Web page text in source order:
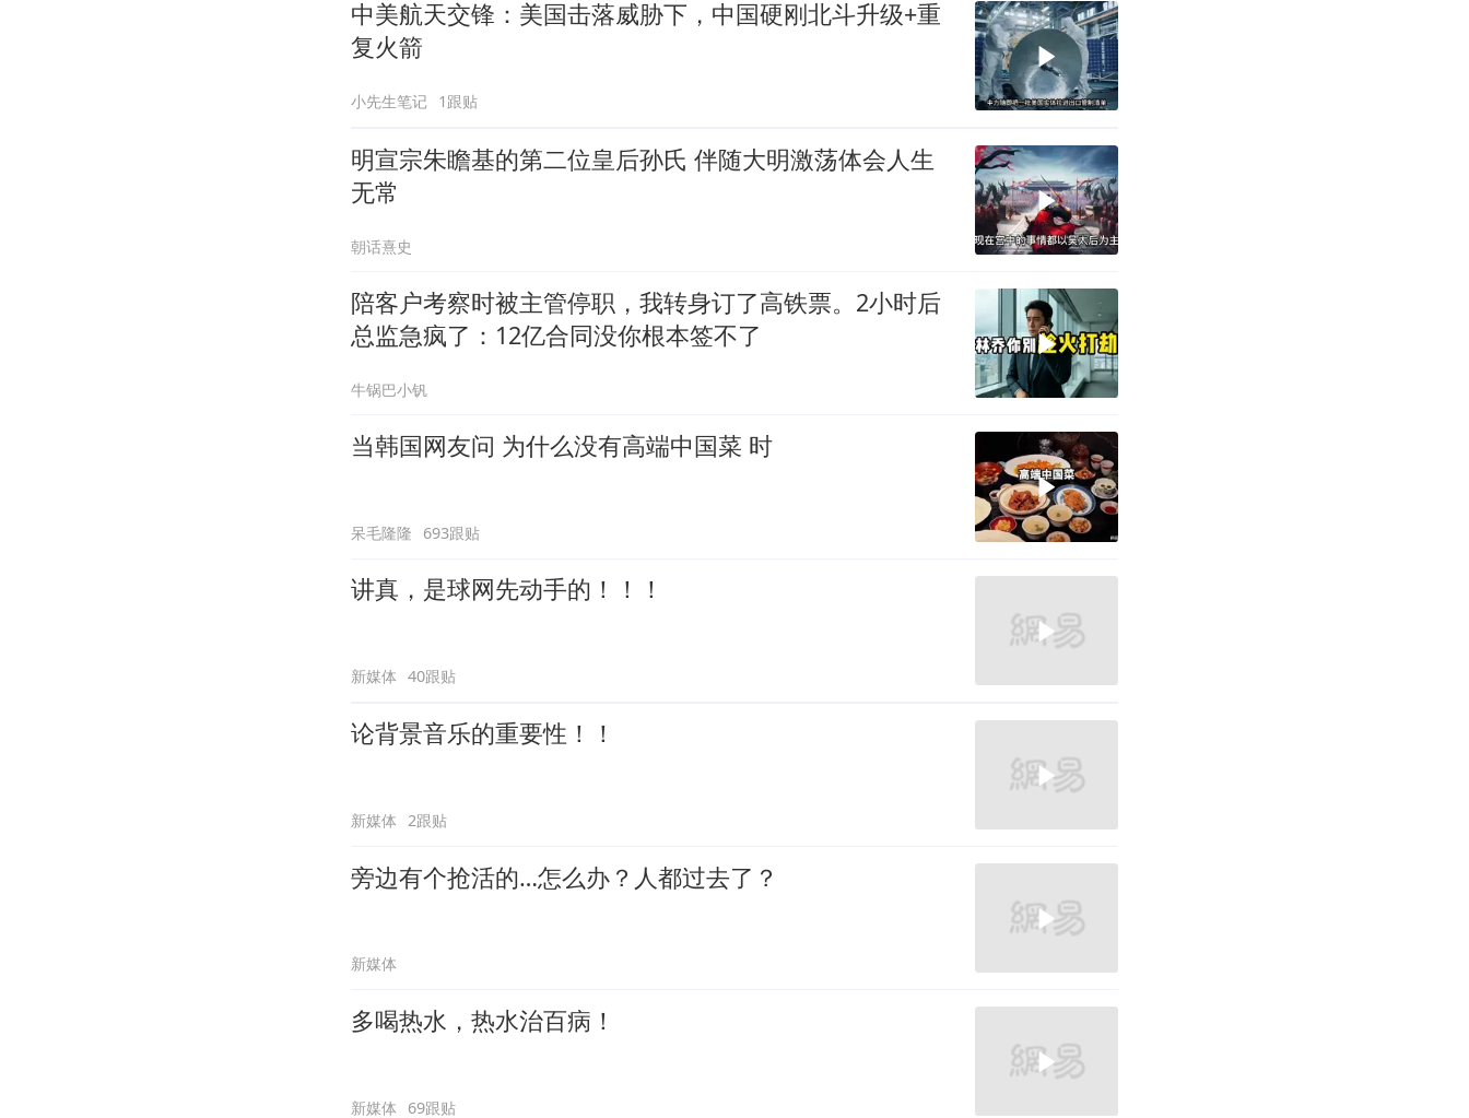
中美航天交锋：美国击落威胁下，中国硬刚北斗升级+重
复火箭
小先生笔记 1跟贴
明宣宗朱瞻基的第二位皇后孙氏 伴随大明激荡体会人生
无常
朝话熹史
陪客户考察时被主管停职，我转身订了高铁票。2小时后
总监急疯了：12亿合同没你根本签不了
牛锅巴小钒
当韩国网友问 为什么没有高端中国菜 时
呆毛隆隆 693跟贴
讲真，是球网先动手的！！！
新媒体 40跟贴
论背景音乐的重要性！！
新媒体 2跟贴
旁边有个抢活的…怎么办？人都过去了？
新媒体
多喝热水，热水治百病！
新媒体 69跟贴